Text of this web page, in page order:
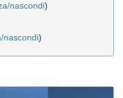
nascondi)
nascondi)